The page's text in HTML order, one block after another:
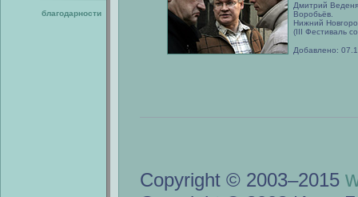
благодарности
Дмитрий
Воробьёв.
Нижний
(III Фестиваль
Добавлено:
Copyright © 2003–2015